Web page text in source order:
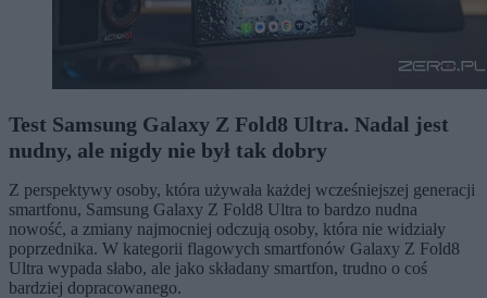
Test Samsung Galaxy Z Fold8 Ultra. Nadal jest
nudny, ale nigdy nie był tak dobry
Z perspektywy osoby, która używała każdej wcześniejszej generacji
smartfonu, Samsung Galaxy Z Fold8 Ultra to bardzo nudna
nowość, a zmiany najmocniej odczują osoby, która nie widziały
poprzednika. W kategorii flagowych smartfonów Galaxy Z Fold8
Ultra wypada słabo, ale jako składany smartfon, trudno o coś
bardziej dopracowanego.